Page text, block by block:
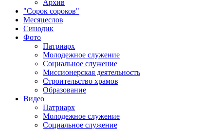
Архив
"Сорок сороков"
Месяцеслов
Синодик
Фото
Патриарх
Молодежное служение
Социальное служение
Миссионерская деятельность
Строительство храмов
Образование
Видео
Патриарх
Молодежное служение
Социальное служение